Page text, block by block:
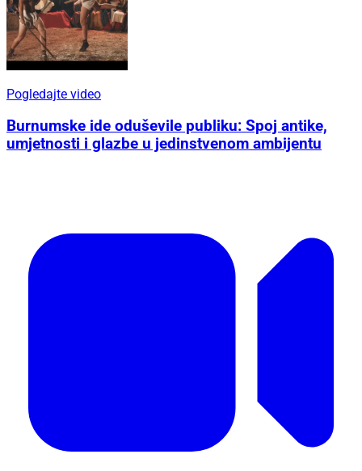
Pogledajte video
Burnumske ide oduševile publiku: Spoj antike,
umjetnosti i glazbe u jedinstvenom ambijentu